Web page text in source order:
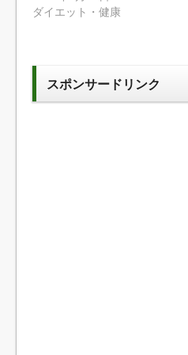
ダイエット・健康
スポンサードリンク